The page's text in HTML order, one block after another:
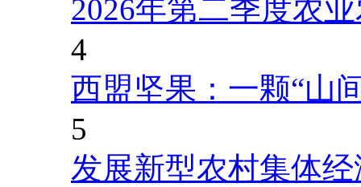
2026年第二季度农
4
西盟坚果：一颗“山
5
发展新型农村集体